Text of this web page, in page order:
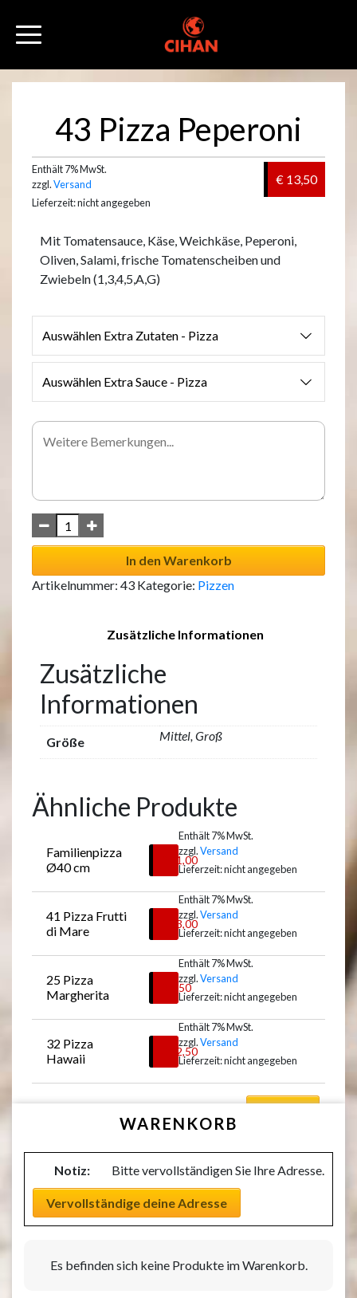
43 Pizza Peperoni
€ 13,50
Enthält 7% MwSt.
zzgl.Versand
Lieferzeit: nicht angegeben
Mit Tomatensauce, Käse, Weichkäse, Peperoni,
Oliven, Salami, frische Tomatenscheiben und
Zwiebeln (1,3,4,5,A,G)
Auswählen Extra Zutaten - Pizza
Auswählen Extra Sauce - Pizza
In den Warenkorb
Artikelnummer: 43 Kategorie: Pizzen
Zusätzliche Informationen
Zusätzliche
Informationen
Größe Mittel, Groß
Ähnliche Produkte
Familienpizza
Ø40 cm
21,00
Enthält 7% MwSt.
zzgl.Versand
Lieferzeit: nicht angegeben
41 Pizza Frutti
di Mare
13,00
Enthält 7% MwSt.
zzgl.Versand
Lieferzeit: nicht angegeben
25 Pizza
Margherita
8,50
Enthält 7% MwSt.
zzgl.Versand
Lieferzeit: nicht angegeben
32 Pizza
Hawaii
12,50
Enthält 7% MwSt.
zzgl.Versand
Lieferzeit: nicht angegeben
WARENKORB
Notiz: Bitte vervollständigen Sie Ihre Adresse.
Vervollständige deine Adresse
Es befinden sich keine Produkte im Warenkorb.